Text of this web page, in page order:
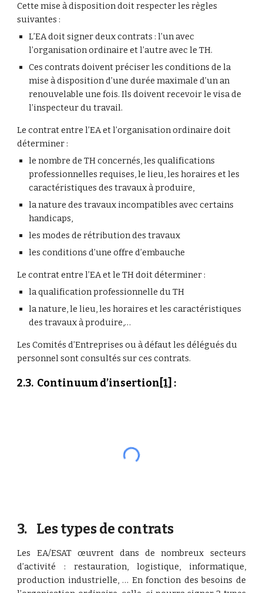
Cette mise à disposition doit respecter les règles
suivantes :
L’EA doit signer deux contrats : l’un avec
l’organisation ordinaire et l’autre avec le TH.
Ces contrats doivent préciser les conditions de la
mise à disposition d’une durée maximale d’un an
renouvelable une fois. Ils doivent recevoir le visa de
l’inspecteur du travail.
Le contrat entre l’EA et l’organisation ordinaire doit
déterminer :
le nombre de TH concernés, les qualifications
professionnelles requises, le lieu, les horaires et les
caractéristiques des travaux à produire,
la nature des travaux incompatibles avec certains
handicaps,
les modes de rétribution des travaux
les conditions d’une offre d’embauche
Le contrat entre l’EA et le TH doit déterminer :
la qualification professionnelle du TH
la nature, le lieu, les horaires et les caractéristiques
des travaux à produire,…
Les Comités d’Entreprises ou à défaut les délégués du
personnel sont consultés sur ces contrats.
2.3.  Continuum d’insertion [1] :
3.    Les types de contrats
Les EA/ESAT œuvrent dans de nombreux secteurs
d’activité : restauration, logistique, informatique,
production industrielle, … En fonction des besoins de